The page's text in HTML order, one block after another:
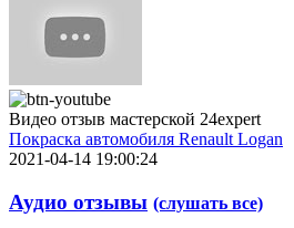
Видео отзыв мастерской 24expert
Покраска автомобиля Renault Logan
2021-04-14 19:00:24
Аудио отзывы (слушать все)